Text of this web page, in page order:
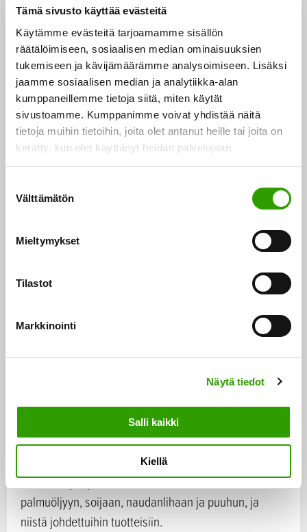
Tämä sivusto käyttää evästeitä
Käytämme evästeitä tarjoamamme sisällön
räätälöimiseen, sosiaalisen median ominaisuuksien
tukemiseen ja kävijämäärämme analysoimiseen. Lisäksi
jaamme sosiaalisen median ja analytiikka-alan
kumppaneillemme tietoja siitä, miten käytät
sivustoamme. Kumppanimme voivat yhdistää näitä
tietoja muihin tietoihin, joita olet antanut heille tai joita on
kerätty, kun olet käyttänyt heidän palvelujaan.
Välttämätön
Mieltymykset
Tilastot
Markkinointi
Näytä tiedot
Salli kaikki
Kiellä
ehdotetaan tarkasteltavaksi
vuoden 2022 alusta
Neuvostossa hyväksyttiin myös metsäkadon ja
metsien tilan heikkenemistä koskeva neuvoston
yleisnäkemys. Metsäkatoa ja metsien tilaa koskevalla
asetusehdotuksella pyritään ehkäisemään tiettyjen
metsäkatoa aiheuttavien tuotteiden pääsy EU-
markkinoille sekä kehittämään niiden tuotantoketjuja.
Uudet velvoitteet kohdistuvat pääasiassa kolmansista
koskevat myös EU:n sisämarkkinoita.
Tavoitteen saavuttamiseksi ehdotetaan pakollista
järjestelmän käyttöönottoa kaikille toimijoille, jotka
vievät tuotteita EU:n markkinoilta, yhdistettynä
tuotteiden alkuperä- tai tuotantomaiden vertailevaan
arviointiin. Asetuksen tarkoitus on lisäksi torjua
ilmastonmuutosta ja biologisen monimuotoisuuden
heikkenemistä monenvälisen kaupan sääntöjä
noudattaen. Lainsäädäntöehdotusta sovelletaan
kuuteen hyödykkeeseen: kahviin, kaakaoon,
palmuöljyyn, soijaan, naudanlihaan ja puuhun, ja
niistä johdettuihin tuotteisiin.